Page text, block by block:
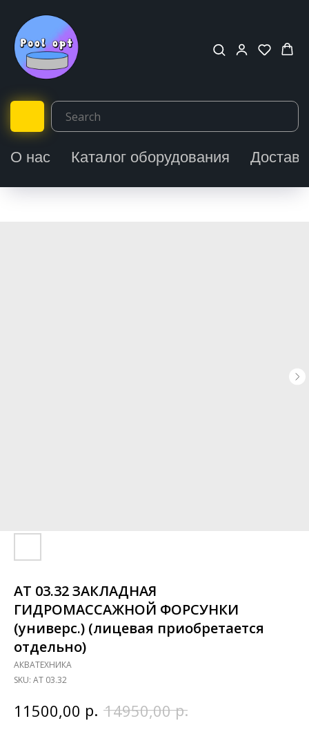
О нас Каталог оборудования
АТ 03.32 ЗАКЛАДНАЯ
ГИДРОМАССАЖНОЙ ФОРСУНКИ
(универс.) (лицевая приобретается
отдельно)
АКВАТЕХНИКА
SKU: АТ 03.32
11500,00 р. 14950,00 р.